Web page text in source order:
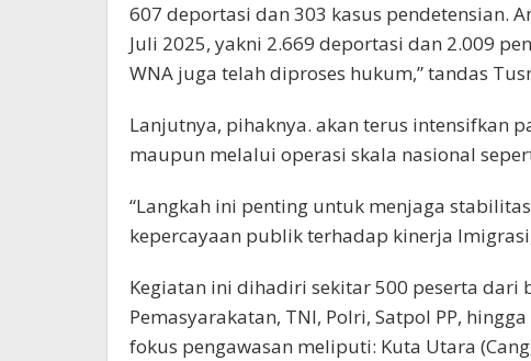
607 deportasi dan 303 kasus pendetensian.
Juli 2025, yakni 2.669 deportasi dan 2.009
WNA juga telah diproses hukum,” tandas
Lanjutnya, pihaknya. akan terus intensifkan
maupun melalui operasi skala nasional
“Langkah ini penting untuk menjaga
kepercayaan publik terhadap kinerja
Kegiatan ini dihadiri sekitar 500 peserta dari
Pemasyarakatan, TNI, Polri, Satpol PP,
fokus pengawasan meliputi: Kuta Utara